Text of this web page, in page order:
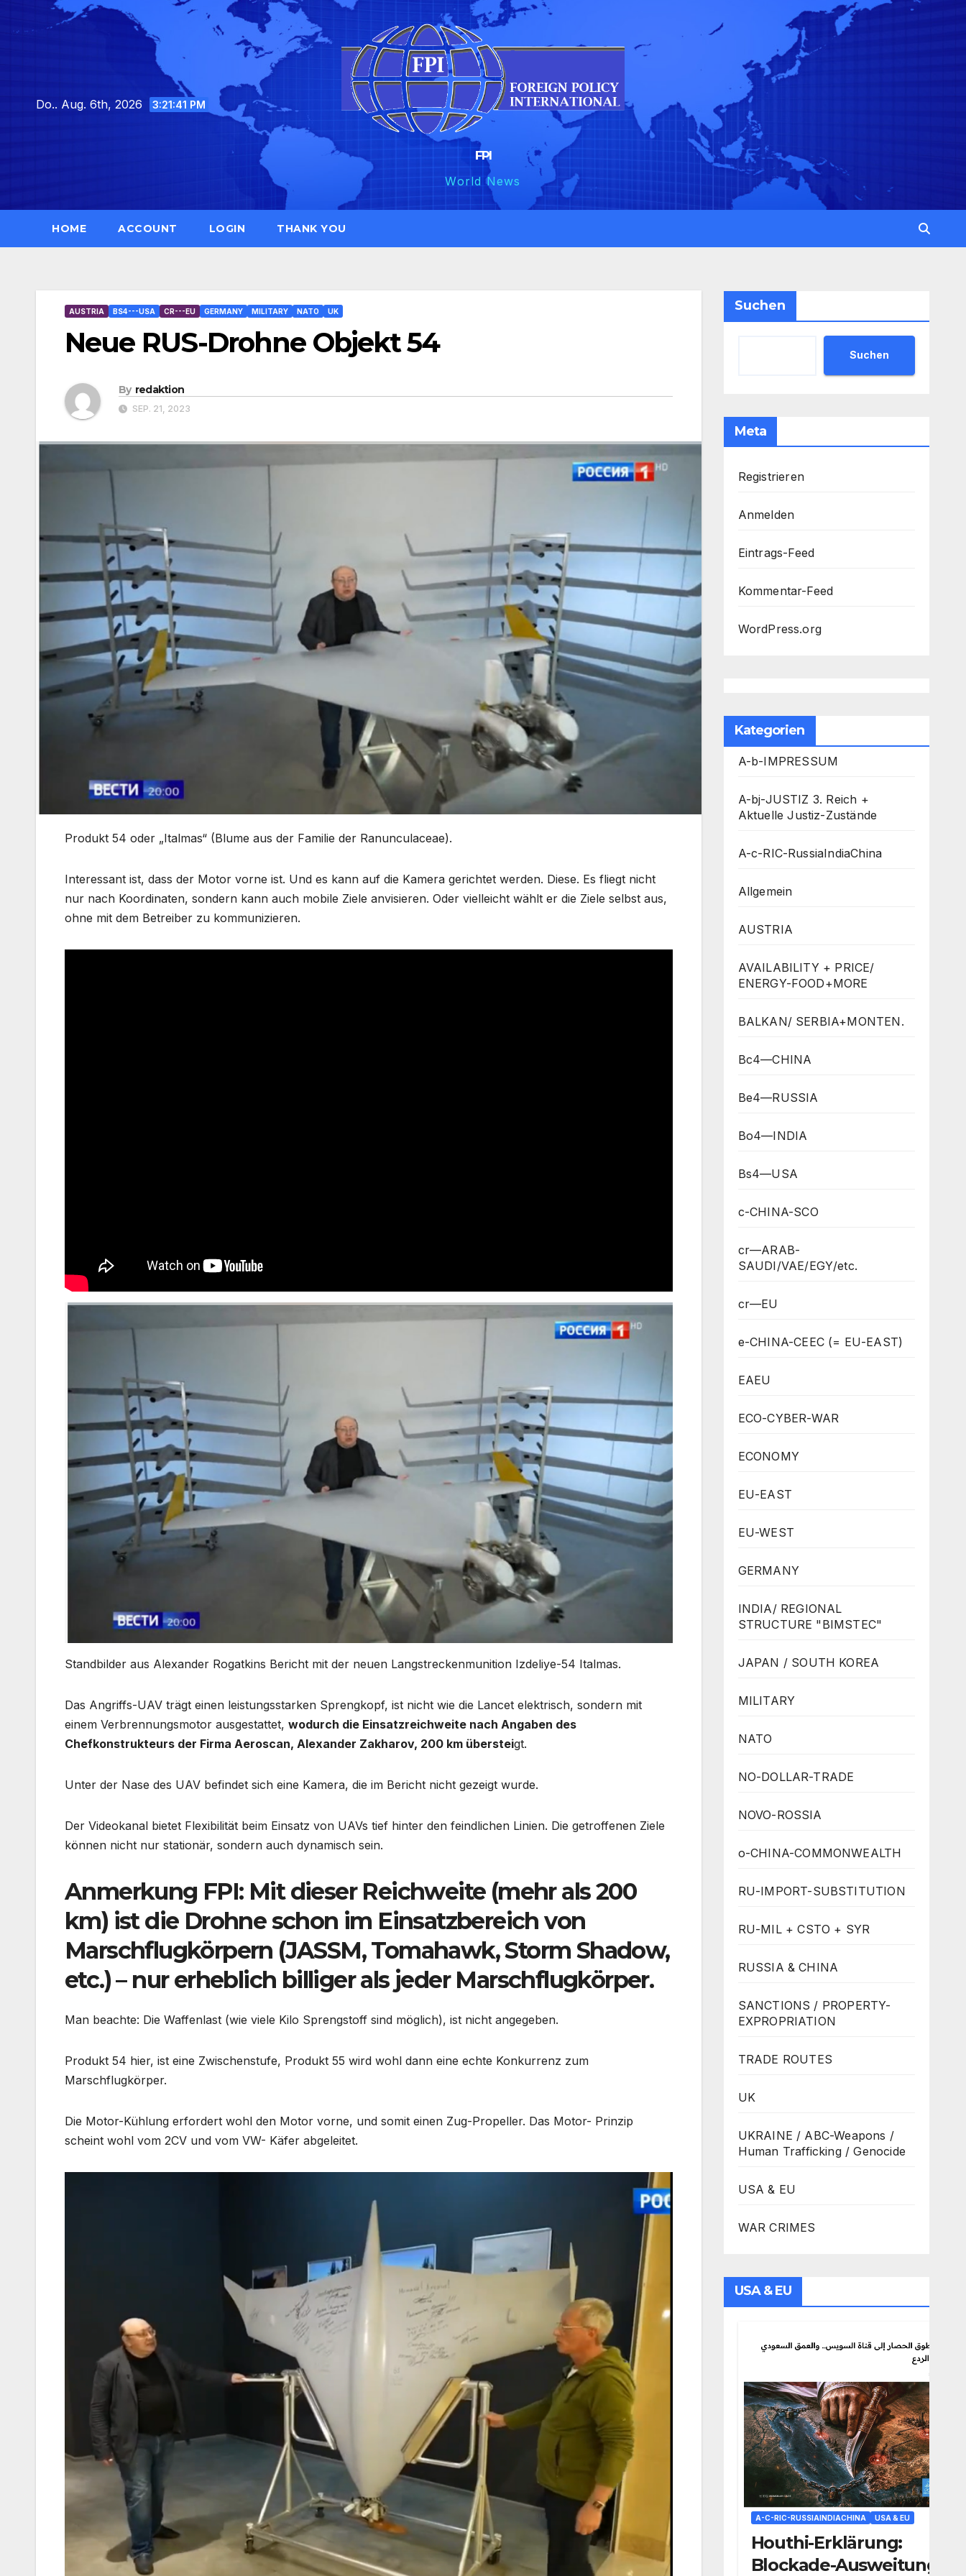
Do.. Aug. 6th, 2026 3:21:42 PM
FPI
World News
HOME ACCOUNT LOGIN THANK YOU
AUSTRIA BS4---USA CR---EU GERMANY MILITARY NATO UK
Neue RUS-Drohne Objekt 54
By redaktion
SEP. 21, 2023
Produkt 54 oder „Italmas“ (Blume aus der Familie der Ranunculaceae).
Interessant ist, dass der Motor vorne ist. Und es kann auf die Kamera gerichtet werden. Diese. Es fliegt nicht
nur nach Koordinaten, sondern kann auch mobile Ziele anvisieren. Oder vielleicht wählt er die Ziele selbst aus,
ohne mit dem Betreiber zu kommunizieren.
Standbilder aus Alexander Rogatkins Bericht mit der neuen Langstreckenmunition Izdeliye-54 Italmas.
Das Angriffs-UAV trägt einen leistungsstarken Sprengkopf, ist nicht wie die Lancet elektrisch, sondern mit
einem Verbrennungsmotor ausgestattet, wodurch die Einsatzreichweite nach Angaben des
Chefkonstrukteurs der Firma Aeroscan, Alexander Zakharov, 200 km übersteigt.
Unter der Nase des UAV befindet sich eine Kamera, die im Bericht nicht gezeigt wurde.
Der Videokanal bietet Flexibilität beim Einsatz von UAVs tief hinter den feindlichen Linien. Die getroffenen Ziele
können nicht nur stationär, sondern auch dynamisch sein.
Anmerkung FPI: Mit dieser Reichweite (mehr als 200
km) ist die Drohne schon im Einsatzbereich von
Marschflugkörpern (JASSM, Tomahawk, Storm Shadow,
etc.) – nur erheblich billiger als jeder Marschflugkörper.
Man beachte: Die Waffenlast (wie viele Kilo Sprengstoff sind möglich), ist nicht angegeben.
Produkt 54 hier, ist eine Zwischenstufe, Produkt 55 wird wohl dann eine echte Konkurrenz zum
Marschflugkörper.
Die Motor-Kühlung erfordert wohl den Motor vorne, und somit einen Zug-Propeller. Das Motor- Prinzip
scheint wohl vom 2CV und vom VW- Käfer abgeleitet.
Suchen
Suchen
Meta
Registrieren
Anmelden
Eintrags-Feed
Kommentar-Feed
WordPress.org
Kategorien
A-b-IMPRESSUM
A-bj-JUSTIZ 3. Reich +
Aktuelle Justiz-Zustände
A-c-RIC-RussiaIndiaChina
Allgemein
AUSTRIA
AVAILABILITY + PRICE/
ENERGY-FOOD+MORE
BALKAN/ SERBIA+MONTEN.
Bc4—CHINA
Be4—RUSSIA
Bo4—INDIA
Bs4—USA
c-CHINA-SCO
cr—ARAB-
SAUDI/VAE/EGY/etc.
cr—EU
e-CHINA-CEEC (= EU-EAST)
EAEU
ECO-CYBER-WAR
ECONOMY
EU-EAST
EU-WEST
GERMANY
INDIA/ REGIONAL
STRUCTURE "BIMSTEC"
JAPAN / SOUTH KOREA
MILITARY
NATO
NO-DOLLAR-TRADE
NOVO-ROSSIA
o-CHINA-COMMONWEALTH
RU-IMPORT-SUBSTITUTION
RU-MIL + CSTO + SYR
RUSSIA & CHINA
SANCTIONS / PROPERTY-
EXPROPRIATION
TRADE ROUTES
UK
UKRAINE / ABC-Weapons /
Human Trafficking / Genocide
USA & EU
WAR CRIMES
USA & EU
A-C-RIC-RUSSIAINDIACHINA USA & EU
Houthi-Erklärung:
Blockade-Ausweitung